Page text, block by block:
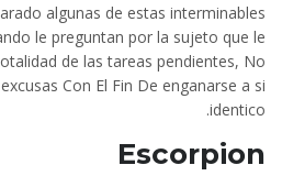
algunas de estas interminables
le preguntan por la sujeto que le
de las tareas pendientes, No
Con El Fin De enganarse a si
identico.
Escorpion